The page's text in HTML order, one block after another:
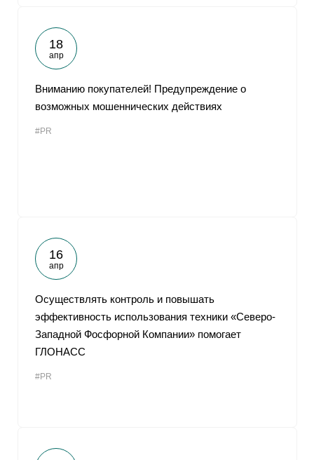
18
апр
Вниманию покупателей! Предупреждение о
возможных мошеннических действиях
#PR
16
апр
Осуществлять контроль и повышать
эффективность использования техники «Северо-
Западной Фосфорной Компании» помогает
ГЛОНАСС
#PR